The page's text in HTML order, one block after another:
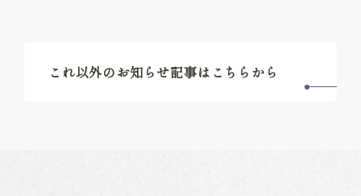
これ以外のお知らせ記事はこちらから